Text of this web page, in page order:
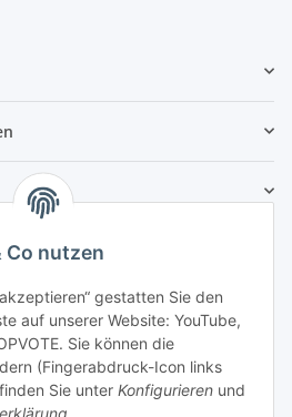
Co nutzen
gestatten Sie den
auf unserer Website: YouTube,
Sie können die
(Fingerabdruck-Icon links
Sie unter Konfigurieren und